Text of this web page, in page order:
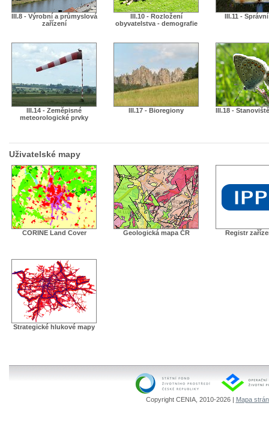
III.8 - Výrobní a průmyslová
zařízení
III.10 - Rozložení
obyvatelstva - demografie
III.11 -
III.14 - Zeměpisné
meteorologické prvky
III.17 - Bioregiony III.18 -
Uživatelské mapy
CORINE Land Cover Geologická mapa ČR Registr
Strategické hlukové mapy
Copyright CENIA, 2010-2026 | Mapa